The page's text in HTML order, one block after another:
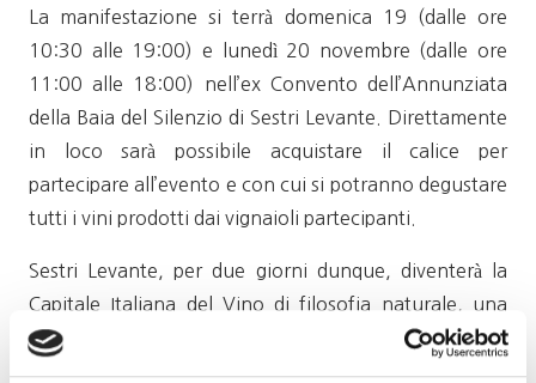
La manifestazione si terrà domenica 19 (dalle ore
10:30 alle 19:00) e lunedì 20 novembre (dalle ore
11:00 alle 18:00) nell’ex Convento dell’Annunziata
della Baia del Silenzio di Sestri Levante. Direttamente
in loco sarà possibile acquistare il calice per
partecipare all’evento e con cui si potranno degustare
tutti i vini prodotti dai vignaioli partecipanti.
Sestri Levante, per due giorni dunque, diventerà la
Capitale Italiana del Vino di filosofia naturale, una
manifestazione che di anno in anno è cresciuta